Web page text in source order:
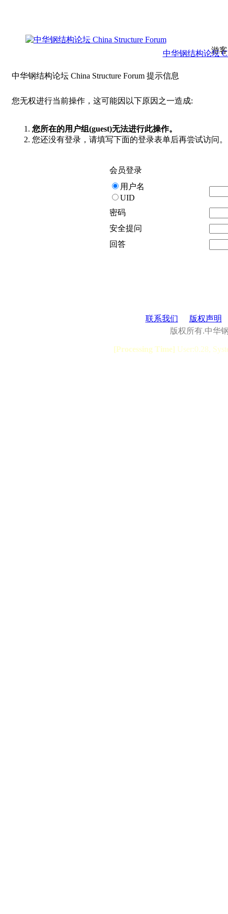
游
中华钢结构论坛
中华钢结构论坛 China Structure Forum 提示信息
您无权进行当前操作，这可能因以下原因之一造成:
您所在的用户组(guest)无法进行此操作。
您还没有登录，请填写下面的登录表单后再尝试访问。
会员登录
用户名
UID
密码
安全提问
回答
联系我们
版权声明
版权所有.中华
[Processing Time] User:0.28,